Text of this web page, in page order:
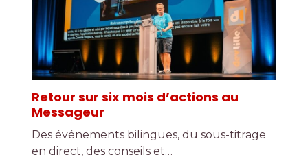
Retour sur six mois d’actions au
Messageur
Des événements bilingues, du sous-titrage
en direct, des conseils et…